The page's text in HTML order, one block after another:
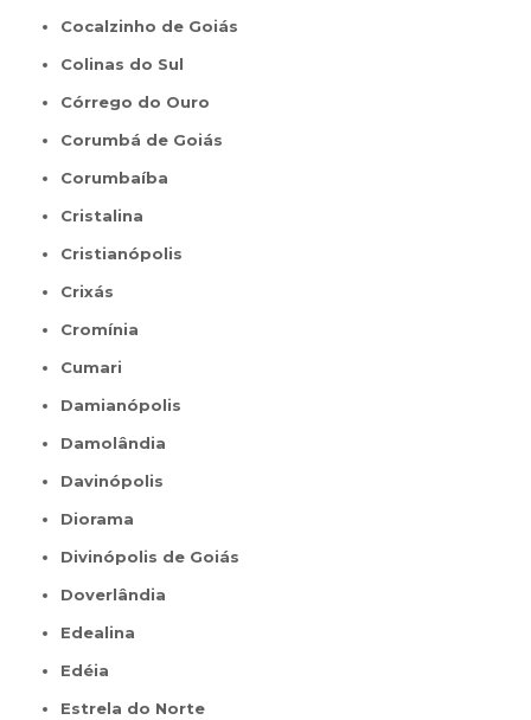
Cocalzinho de Goiás
Colinas do Sul
Córrego do Ouro
Corumbá de Goiás
Corumbaíba
Cristalina
Cristianópolis
Crixás
Cromínia
Cumari
Damianópolis
Damolândia
Davinópolis
Diorama
Divinópolis de Goiás
Doverlândia
Edealina
Edéia
Estrela do Norte